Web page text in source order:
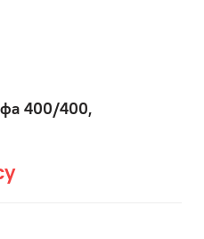
400/400,